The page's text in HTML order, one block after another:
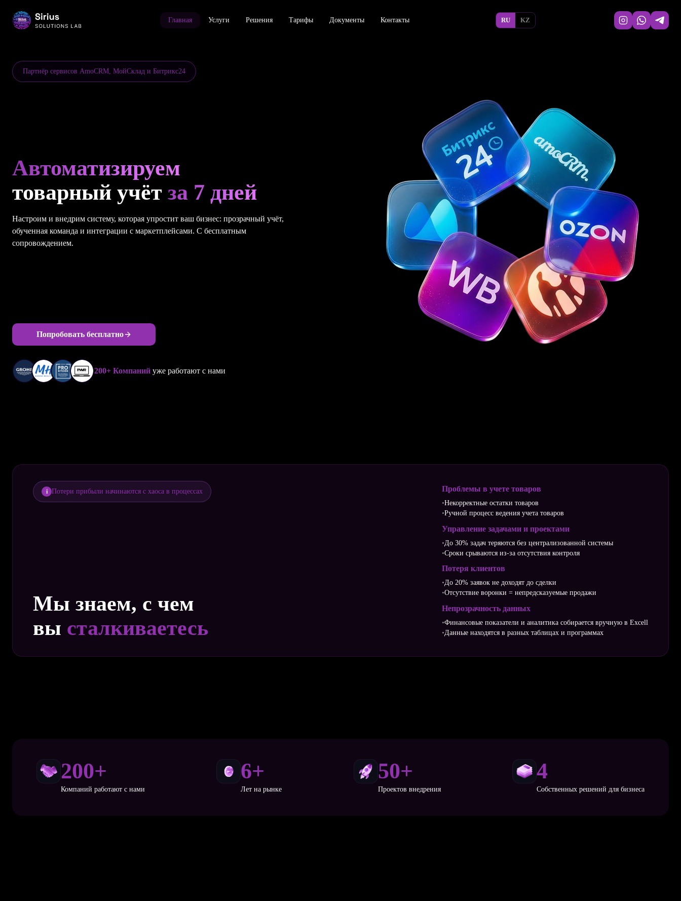
Главная Услуги Решения Тарифы Документы Контакты RU KZ
Партнёр сервисов AmoCRM, МойСклад и Битрикс24
Автоматизируем
товарный учёт за 7 дней
Настроим и внедрим систему, которая упростит ваш бизнес: прозрачный учёт,
обученная команда и интеграции с маркетплейсами. С бесплатным
сопровождением.
Попробовать бесплатно
200+ Компаний уже работают с нами
i Потери прибыли начинаются с хаоса в процессах
Мы знаем, с чем
вы сталкиваетесь
Проблемы в учете товаров
Некорректные остатки товаров
Ручной процесс ведения учета товаров
Управление задачами и проектами
До 30% задач теряются без централизованной системы
Сроки срываются из-за отсутствия контроля
Потеря клиентов
До 20% заявок не доходят до сделки
Отсутствие воронки = непредсказуемые продажи
Непрозрачность данных
Финансовые показатели и аналитика собирается вручную в Excell
Данные находятся в разных таблицах и программах
200+
Компаний работают с нами
6+
Лет на рынке
50+
Проектов внедрения
4
Собственных решений для бизнеса